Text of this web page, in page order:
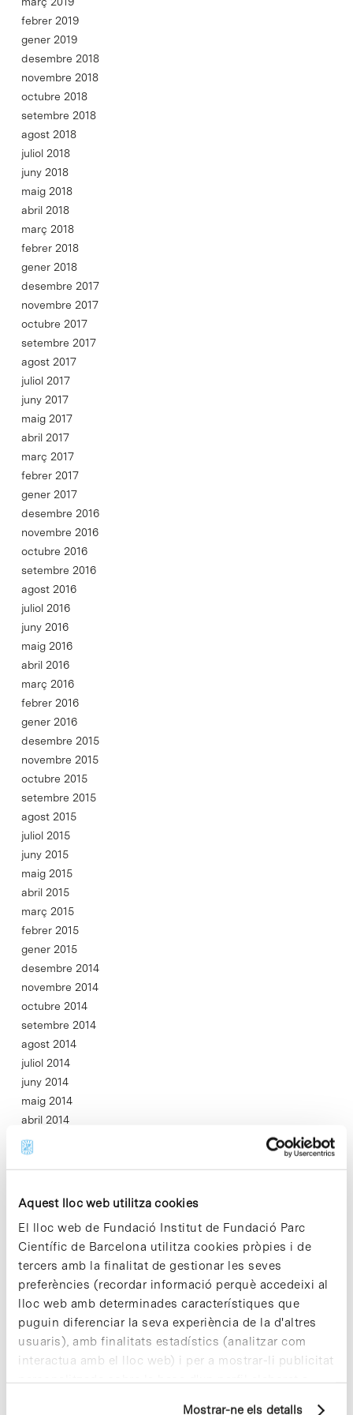
Aquest lloc web utilitza cookies
El lloc web de Fundació Institut de Fundació Parc
Científic de Barcelona utilitza cookies pròpies i de
tercers amb la finalitat de gestionar les seves
preferències (recordar informació perquè accedeixi al
lloc web amb determinades característiques que
puguin diferenciar la seva experiència de la d'altres
usuaris), amb finalitats estadístics (analitzar com
interactua amb el lloc web) i per a mostrar-li publicitat
personalitzada sobre la base d'un perfil elaborat a
Mostrar-ne els detalls
febrer 2019
gener 2019
desembre 2018
novembre 2018
octubre 2018
setembre 2018
agost 2018
juliol 2018
juny 2018
maig 2018
abril 2018
març 2018
febrer 2018
gener 2018
desembre 2017
novembre 2017
octubre 2017
setembre 2017
agost 2017
juliol 2017
juny 2017
maig 2017
abril 2017
març 2017
febrer 2017
gener 2017
desembre 2016
novembre 2016
octubre 2016
setembre 2016
agost 2016
juliol 2016
juny 2016
maig 2016
abril 2016
març 2016
febrer 2016
gener 2016
desembre 2015
novembre 2015
octubre 2015
setembre 2015
agost 2015
juliol 2015
juny 2015
maig 2015
abril 2015
març 2015
febrer 2015
gener 2015
desembre 2014
novembre 2014
octubre 2014
setembre 2014
agost 2014
juliol 2014
juny 2014
maig 2014
abril 2014
març 2014
febrer 2014
desembre 2013
novembre 2013
octubre 2013
setembre 2013
juliol 2013
juny 2013
maig 2013
abril 2013
març 2013
febrer 2013
gener 2013